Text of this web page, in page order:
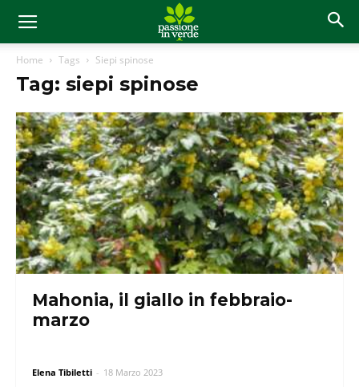
Home Tags Siepi spinose
Tag: siepi spinose
Mahonia, il giallo in febbraio-
marzo
Elena Tibiletti - 18 Marzo 2023